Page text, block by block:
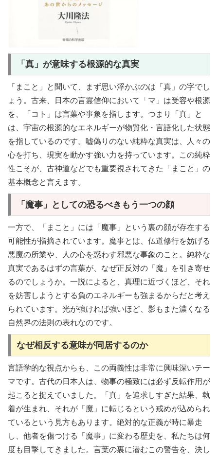
「真」が意味する根源的な真実
「まこと」と聞いて、まず思い浮かぶのは「真」の字でし
ょう。古来、日本の言霊信仰において「マ」は受容や根源
を、「コト」は言葉や事象を指します。つまり「真」と
は、宇宙の根源的なエネルギーが物質化・言語化した状態
を指しているのです。嘘偽りのない純粋な真実は、人々の
心を打ち、現実を動かす強い力を持っています。この純粋
性こそが、古神道などでも重要視されてきた「まこと」の
基本概念と言えます。
「魔事」としての恐るべきもう一つの顔
一方で、「まこと」には「魔事」という裏の顔が存在する
可能性が指摘されています。魔事とは、仏道修行を妨げる
悪魔の所業や、人の心を惑わす邪悪な事象のこと。純粋な
真実であるはずの言葉が、なぜ正反対の「魔」を引き寄せ
るのでしょうか。一説によると、真理に近づくほど、それ
を妨害しようとする負のエネルギーも強まるからだと考え
られています。光が強ければ強いほど、影もまた濃くなる
自然界の法則の表れなのです。
なぜ相反する意味が同居するのか
言語学的な視点からも、この両義性は非常に興味深いテー
マです。古代の日本人は、物事の極致には必ず反転作用が
起こると捉えていました。「真」を追求しすぎた結果、執
着が生まれ、それが「魔」に転じるという戒めが込められ
ているという見方もあります。絶対的な正義が時に暴走
し、他者を傷つける「魔事」に変わる歴史を、私たちは何
度も目撃してきました。言葉の裏に潜むこの警告を、決し